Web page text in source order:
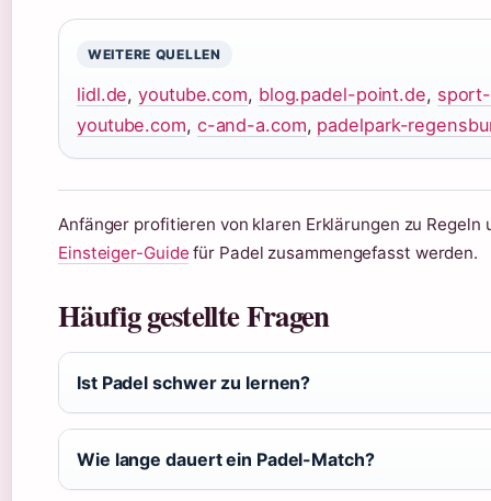
WEITERE QUELLEN
lidl.de,youtube.com, blog.padel-point.de,
youtube.com, c-and-a.com, padelpark-
Anfänger profitieren von klaren Erklärungen zu
Einsteiger-Guide für Padel zusammengefasst werden.
Häufig gestellte Fragen
Ist Padel schwer zu lernen?
Wie lange dauert ein Padel-Match?